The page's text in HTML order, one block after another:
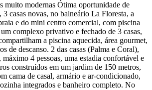
muito modernas Ótima oportunidade de
3 casas novas, no balneário La Floresta, a
e do mini centro comercial, com piscina
complexo privativo e fechado de 3 casas,
a piscina aquecida, área gourmet,
de descanso. 2 das casas (Palma e Coral),
máximo 4 pessoas, uma estadia confortável e
construídos em um jardim de 150 metros,
cama de casal, armário e ar-condicionado,
integrados e banheiro completo. No